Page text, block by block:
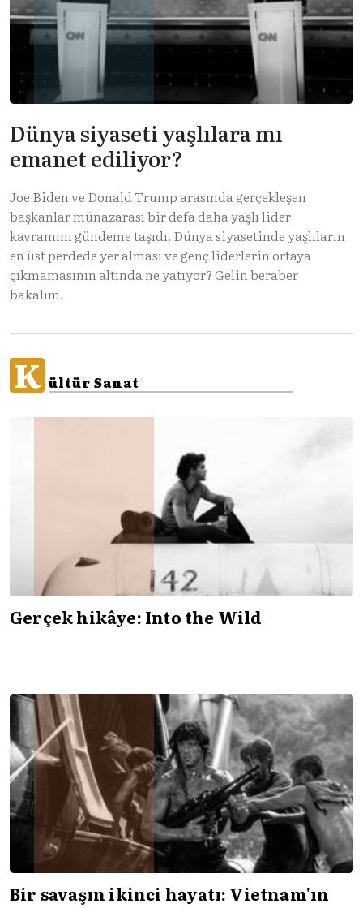
Dünya siyaseti yaşlılara mı
emanet ediliyor?
Joe Biden ve Donald Trump arasında gerçekleşen
başkanlar münazarası bir defa daha yaşlı lider
kavramını gündeme taşıdı. Dünya siyasetinde yaşlıların
en üst perdede yer alması ve genç liderlerin ortaya
çıkmamasının altında ne yatıyor? Gelin beraber
bakalım.
K ültür Sanat
Gerçek hikâye: Into the Wild
Bir savaşın ikinci hayatı: Vietnam'ın